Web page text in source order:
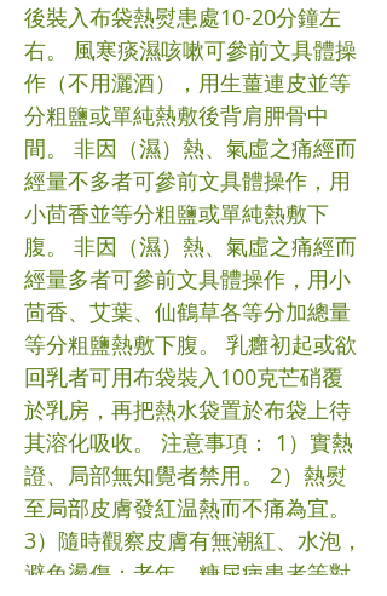
後裝入布袋熱熨患處10-20分鐘左
右。 風寒痰濕咳嗽可參前文具體操
作（不用灑酒），用生薑連皮並等
分粗鹽或單純熱敷後背肩胛骨中
間。 非因（濕）熱、氣虛之痛經而
經量不多者可參前文具體操作，用
小茴香並等分粗鹽或單純熱敷下
腹。 非因（濕）熱、氣虛之痛經而
經量多者可參前文具體操作，用小
茴香、艾葉、仙鶴草各等分加總量
等分粗鹽熱敷下腹。 乳癰初起或欲
回乳者可用布袋裝入100克芒硝覆
於乳房，再把熱水袋置於布袋上待
其溶化吸收。 注意事項： 1）實熱
證、局部無知覺者禁用。 2）熱熨
至局部皮膚發紅温熱而不痛為宜。
3）隨時觀察皮膚有無潮紅、水泡，
避免燙傷：老年、糖尿病患者等對